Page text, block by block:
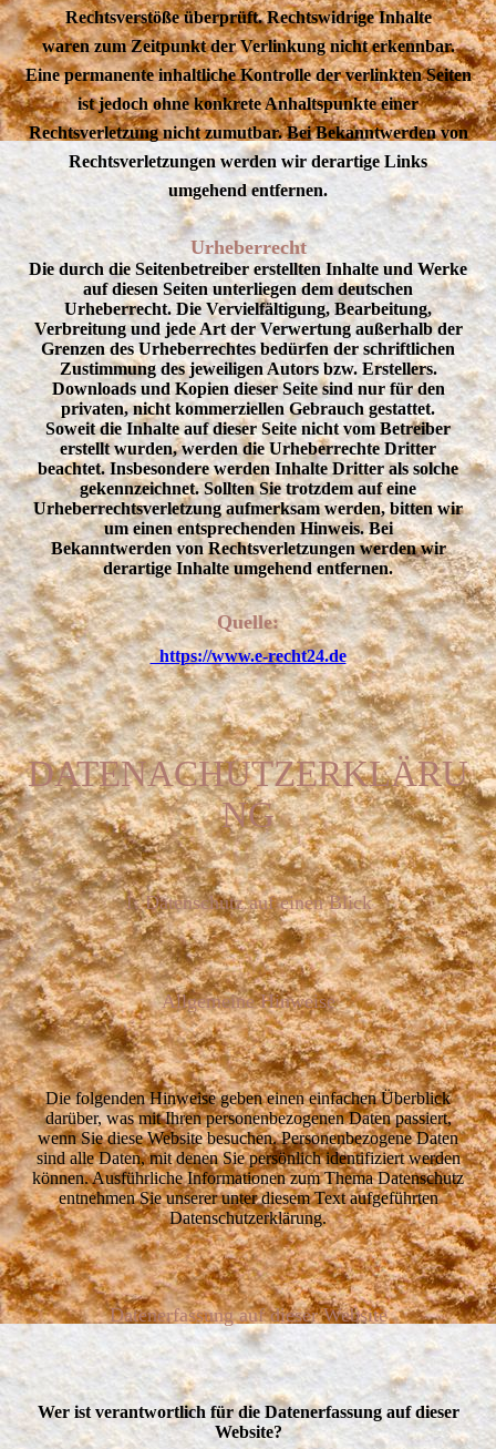
Rechtsverstöße überprüft. Rechtswidrige Inhalte
waren zum Zeitpunkt der Verlinkung nicht erkennbar.
Eine permanente inhaltliche Kontrolle der verlinkten Seiten
ist jedoch ohne konkrete Anhaltspunkte einer
Rechtsverletzung nicht zumutbar. Bei Bekanntwerden von
Rechtsverletzungen werden wir derartige Links
umgehend entfernen.
Urheberrecht
Die durch die Seitenbetreiber erstellten Inhalte und Werke
auf diesen Seiten unterliegen dem deutschen
Urheberrecht. Die Vervielfältigung, Bearbeitung,
Verbreitung und jede Art der Verwertung außerhalb der
Grenzen des Urheberrechtes bedürfen der schriftlichen
Zustimmung des jeweiligen Autors bzw. Erstellers.
Downloads und Kopien dieser Seite sind nur für den
privaten, nicht kommerziellen Gebrauch gestattet.
Soweit die Inhalte auf dieser Seite nicht vom Betreiber
erstellt wurden, werden die Urheberrechte Dritter
beachtet. Insbesondere werden Inhalte Dritter als solche
gekennzeichnet. Sollten Sie trotzdem auf eine
Urheberrechtsverletzung aufmerksam werden, bitten wir
um einen entsprechenden Hinweis. Bei
Bekanntwerden von Rechtsverletzungen werden wir
derartige Inhalte umgehend entfernen.
Quelle:
https://www.e-recht24.de
DATENACHUTZERKLÄRU
NG
1. Datenschutz auf einen Blick
Allgemeine Hinweise
Die folgenden Hinweise geben einen einfachen Überblick
darüber, was mit Ihren personenbezogenen Daten passiert,
wenn Sie diese Website besuchen. Personenbezogene Daten
sind alle Daten, mit denen Sie persönlich identifiziert werden
können. Ausführliche Informationen zum Thema Datenschutz
entnehmen Sie unserer unter diesem Text aufgeführten
Datenschutzerklärung.
Datenerfassung auf dieser Website
Wer ist verantwortlich für die Datenerfassung auf dieser
Website?